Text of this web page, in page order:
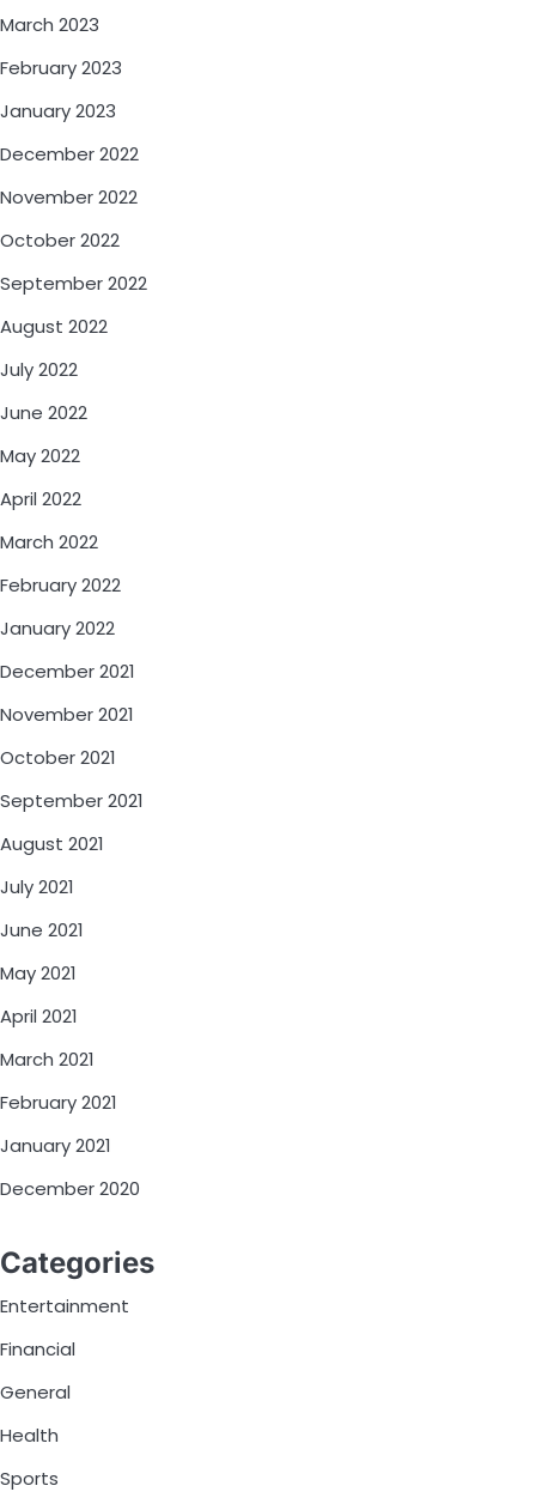
March 2023
February 2023
January 2023
December 2022
November 2022
October 2022
September 2022
August 2022
July 2022
June 2022
May 2022
April 2022
March 2022
February 2022
January 2022
December 2021
November 2021
October 2021
September 2021
August 2021
July 2021
June 2021
May 2021
April 2021
March 2021
February 2021
January 2021
December 2020
Categories
Entertainment
Financial
General
Health
Sports